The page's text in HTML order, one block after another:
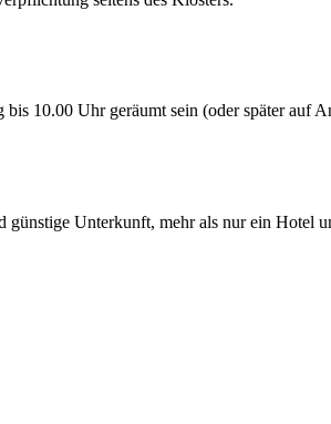
10.00 Uhr geräumt sein (oder später auf
günstige Unterkunft, mehr als nur ein Hotel